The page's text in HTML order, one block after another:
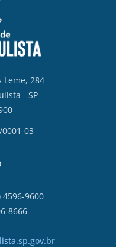
Leme, 284
- SP
0001-03
9600
8666